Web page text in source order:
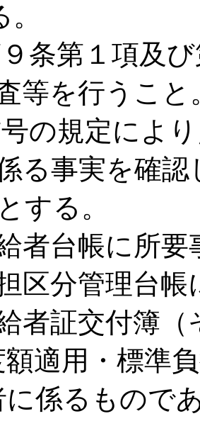
条第１項及び
等を行うこと
の規定により
る事実を確
する。
者台帳に所要
分管理台帳
者証交付簿（
適用・標準
に係るもので